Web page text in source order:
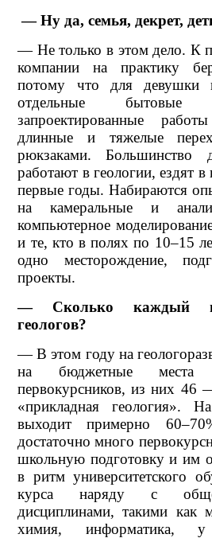
— Ну да, семья, декрет,
— Не только в этом дело. К
компании на практику
потому что для девушки
отдельные
запроектированные
длинные и тяжелые
рюкзаками. Большинство
работают в геологии, ездят
первые годы. Набираются
на камеральные и
компьютерное
и те, кто в полях по 10–15
одно месторождение,
проекты.
— Сколько каждый
геологов?
— В этом году на
на бюджетные места
первокурсников, из них 46
«прикладная геология».
выходит примерно
достаточно много
школьную подготовку и им
в ритм университетского
курса наряду с
дисциплинами, такими как
химия,